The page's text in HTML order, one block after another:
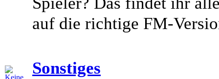
auf die richtige FM-
Sonstiges